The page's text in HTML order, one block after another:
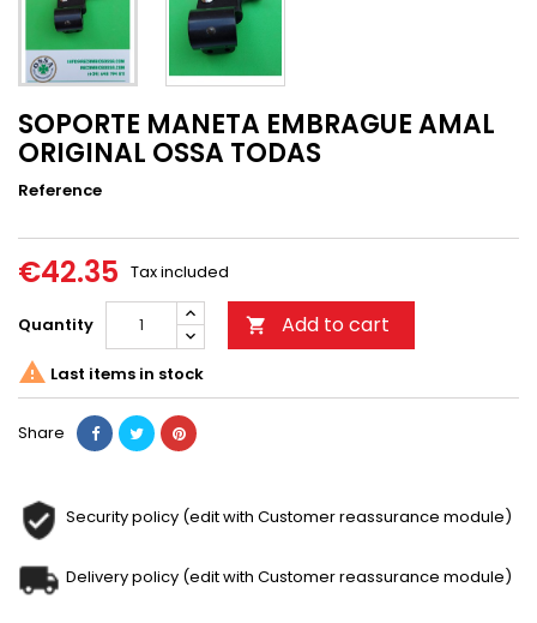
SOPORTE MANETA EMBRAGUE AMAL
ORIGINAL OSSA TODAS
Reference
€42.35 Tax included
Quantity  Add to cart
 Last items in stock
Share
Security policy (edit with Customer reassurance module)
Delivery policy (edit with Customer reassurance module)